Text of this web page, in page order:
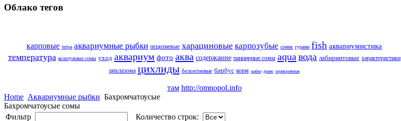
Облако тегов
карповые тетра аквариумные рыбки пецилиевые харациновые карпозубые сомик гурами fish аквариумистика
температура кольчужные сомы уход аквариум фото аква содержание панцирные сомы aqua вода лабиринтовые характеристики
цихлазома цихлиды белонтиевые барбус корм рыбки данио лорикариевые
там http://omnopol.info
Home Аквариумные рыбки Бахромчатоусые
Бахромчатоусые сомы
Фильтр
Количество строк: